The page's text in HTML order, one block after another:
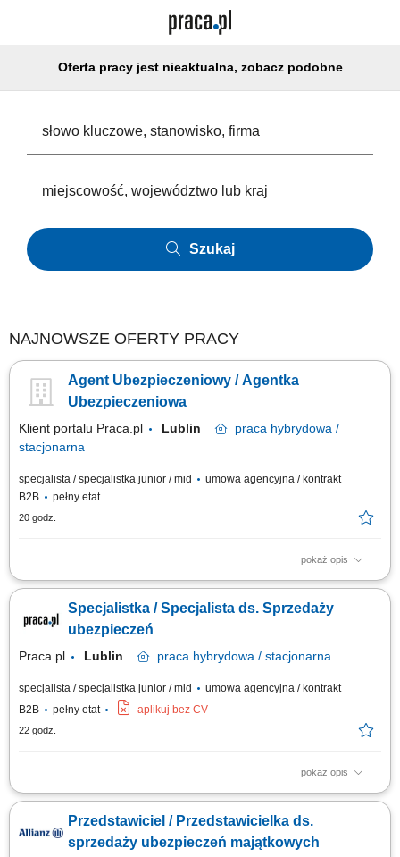
Oferta pracy jest nieaktualna, zobacz podobne
Szukaj
NAJNOWSZE OFERTY PRACY
Agent Ubezpieczeniowy / Agentka
Ubezpieczeniowa
Klient portalu Praca.pl Lublin praca hybrydowa /
stacjonarna
specjalista / specjalistka junior / mid
umowa agencyjna / kontrakt
B2B
pełny etat
20 godz.
pokaż opis
Budowanie i pozyskiwanie własnego portfela klientów oraz relacji
ubezpieczeniowych; Prowadzenie spotkań handlowych w formie online i
stacjonarnej; Realizacja indywidualnych celów sprzedażowych przy
Specjalistka / Specjalista ds. Sprzedaży
ubezpieczeń
Praca.pl Lublin praca hybrydowa / stacjonarna
specjalista / specjalistka junior / mid
umowa agencyjna / kontrakt
B2B
pełny etat aplikuj bez CV
22 godz.
pokaż opis
Zadania Tworzenie i pielęgnowanie trwałych więzi biznesowych.
dedykowanych rozwiązań polisowych. Organizowanie oraz prowadzenie
prezentacji i konsultacji w trybie online oraz stacjonarnie. Samodzielne
Przedstawiciel / Przedstawicielka ds.
sprzedaży ubezpieczeń majątkowych